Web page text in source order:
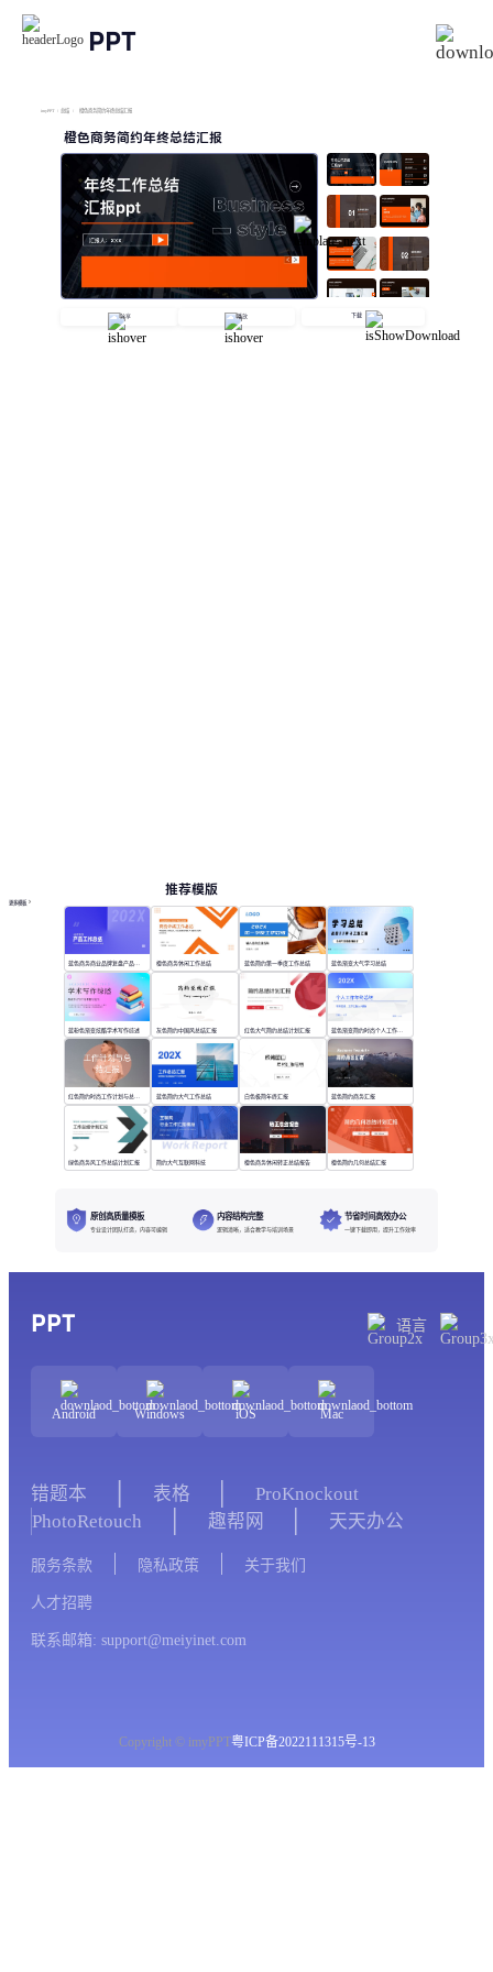
PPT
imyPPT / 总结 / 橙色商务简约年终总结汇报
橙色商务简约年终总结汇报
分享 播放 下载
推荐模版
更多模板
蓝色商务商业品牌复盘产品工作总结 橙色商务休闲工作总结 蓝色简约第一季度工作总结 蓝色渐变大气学习总结
蓝粉色渐变炫酷学术写作综述 灰色简约中国风总结汇报 红色大气简约总结计划汇报
蓝色简约大气工作总结 白色极简年终汇报 蓝色简约商务汇报
绿色商务风工作总结计划汇报 简约大气互联网科技 橙色商务休闲转正总结报告 橙色简约几何总结汇报
原创高质量模板
专业设计团队打造，内容可编辑
内容结构完整
逻辑清晰，适合教学与培训场景
节省时间高效办公
一键下载即用，提升工作效率
PPT 语言
Android Windows iOS Mac
错题本 表格
ProKnockout
PhotoRetouch
趣帮网 天天办公
服务条款 隐私政策 关于我们
人才招聘
联系邮箱: support@meiyinet.com
Copyright © imyPPT粤ICP备2022111315号-13